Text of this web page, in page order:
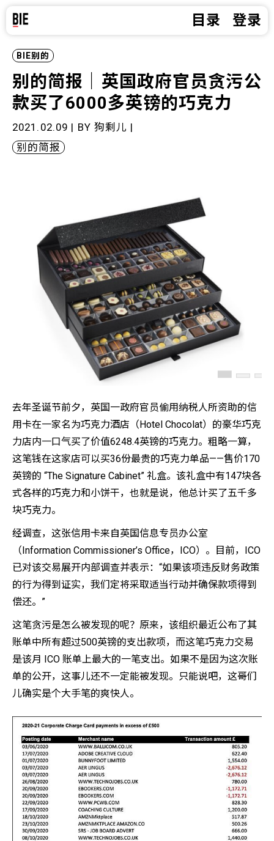
目录 登录
BIE别的
别的简报｜英国政府官员贪污公
款买了6000多英镑的巧克力
2021.02.09 | BY 狗剩儿 |
别的简报
去年圣诞节前夕，英国一政府官员偷用纳税人所资助的信
用卡在一家名为巧克力酒店（Hotel Chocolat）的豪华巧克
力店内一口气买了价值6248.4英镑的巧克力。粗略一算，
这笔钱在这家店可以买36份最贵的巧克力单品——售价170
英镑的 “The Signature Cabinet” 礼盒。该礼盒中有147块各
式各样的巧克力和小饼干，也就是说，他总计买了五千多
块巧克力。
经调查，这张信用卡来自英国信息专员办公室
（Information Commissioner’s Office，ICO）。目前，ICO
已对该交易展开内部调查并表示：“如果该项违反财务政策
的行为得到证实，我们定将采取适当行动并确保款项得到
偿还。”
这笔贪污是怎么被发现的呢？原来，该组织最近公布了其
账单中所有超过500英镑的支出款项，而这笔巧克力交易
是该月 ICO 账单上最大的一笔支出。如果不是因为这次账
单的公开，这事儿还不一定能被发现。只能说吧，这哥们
儿确实是个大手笔的爽快人。